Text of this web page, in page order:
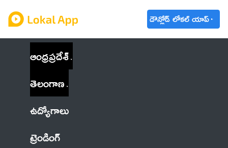
డౌన్లోడ్ లోకల్ యాప్
ఆంధ్రప్రదేశ్
తెలంగాణ
ఉద్యోగాలు
ట్రెండింగ్